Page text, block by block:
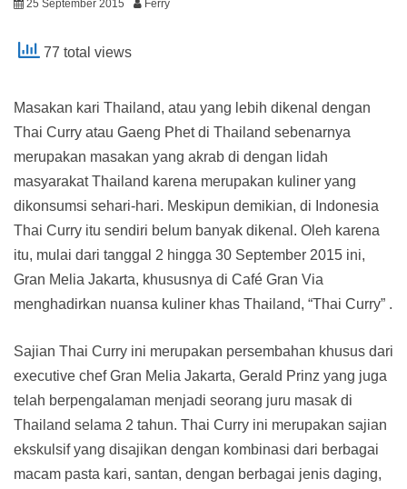
25 September 2015 Ferry
77 total views
Masakan kari Thailand, atau yang lebih dikenal dengan
Thai Curry atau Gaeng Phet di Thailand sebenarnya
merupakan masakan yang akrab di dengan lidah
masyarakat Thailand karena merupakan kuliner yang
dikonsumsi sehari-hari. Meskipun demikian, di Indonesia
Thai Curry itu sendiri belum banyak dikenal. Oleh karena
itu, mulai dari tanggal 2 hingga 30 September 2015 ini,
Gran Melia Jakarta, khususnya di Café Gran Via
menghadirkan nuansa kuliner khas Thailand, “Thai Curry” .
Sajian Thai Curry ini merupakan persembahan khusus dari
executive chef Gran Melia Jakarta, Gerald Prinz yang juga
telah berpengalaman menjadi seorang juru masak di
Thailand selama 2 tahun. Thai Curry ini merupakan sajian
ekskulsif yang disajikan dengan kombinasi dari berbagai
macam pasta kari, santan, dengan berbagai jenis daging,